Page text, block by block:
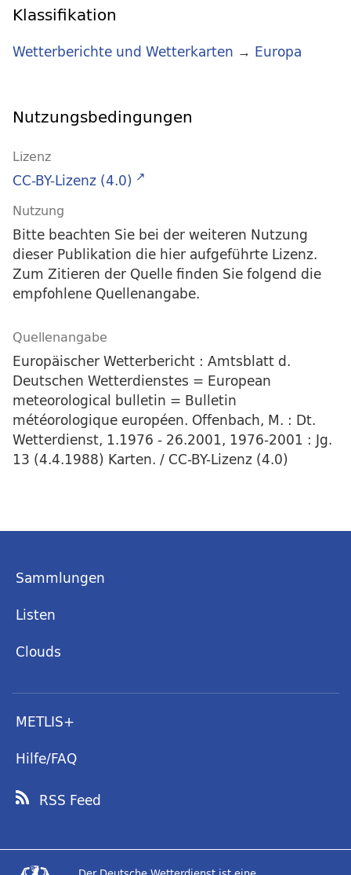
Klassifikation
Wetterberichte und Wetterkarten → Europa
Nutzungsbedingungen
Lizenz
CC-BY-Lizenz (4.0)
Nutzung
Bitte beachten Sie bei der weiteren Nutzung
dieser Publikation die hier aufgeführte Lizenz.
Zum Zitieren der Quelle finden Sie folgend die
empfohlene Quellenangabe.
Quellenangabe
Europäischer Wetterbericht : Amtsblatt d.
Deutschen Wetterdienstes = European
meteorological bulletin = Bulletin
météorologique européen. Offenbach, M. : Dt.
Wetterdienst, 1.1976 - 26.2001, 1976-2001 : Jg.
13 (4.4.1988) Karten. / CC-BY-Lizenz (4.0)
Sammlungen
Listen
Clouds
METLIS+
Hilfe/FAQ
RSS Feed